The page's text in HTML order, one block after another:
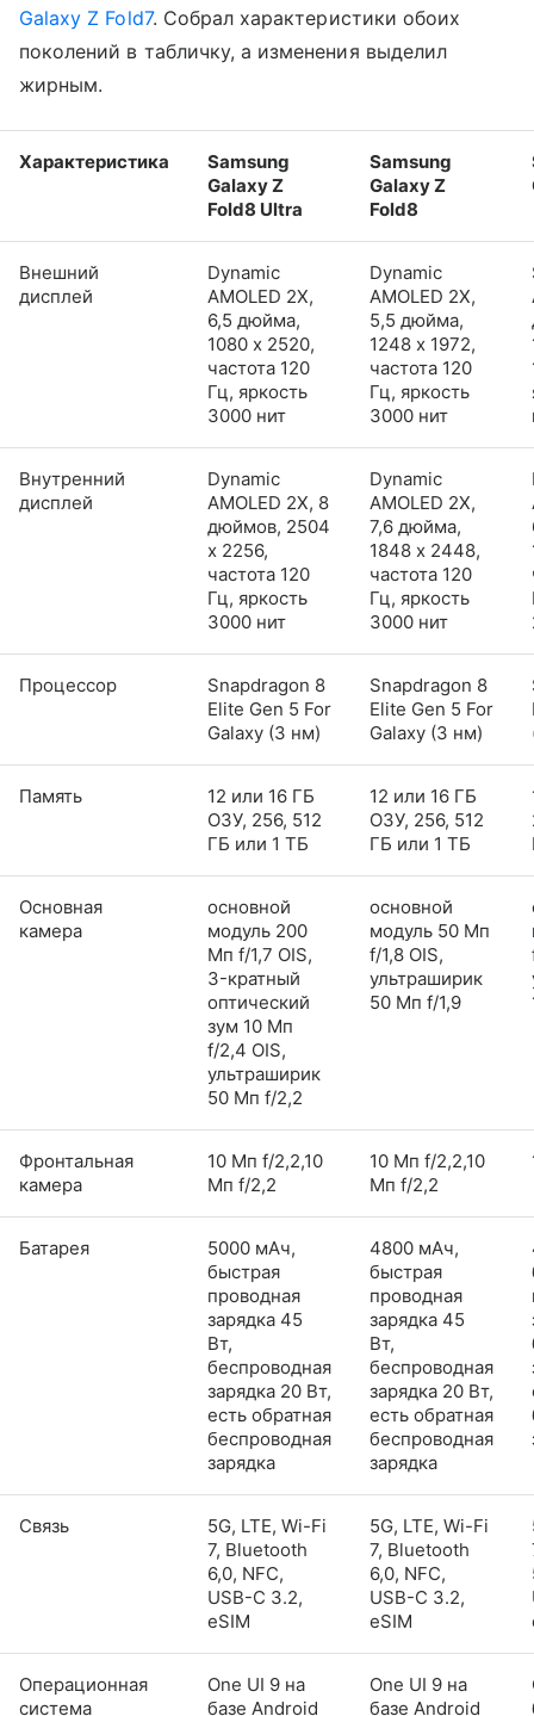
Galaxy Z Fold7. Собрал характеристики обоих
поколений в табличку, а изменения выделил
жирным.
Характеристика
Samsung
Galaxy Z
Fold8 Ultra
Samsung
Galaxy Z
Fold8
Внешний
дисплей
Dynamic
AMOLED 2X,
6,5 дюйма,
1080 x 2520,
частота 120
Гц, яркость
3000 нит
Dynamic
AMOLED 2X,
5,5 дюйма,
1248 x 1972,
частота 120
Гц, яркость
3000 нит
Внутренний
дисплей
Dynamic
AMOLED 2X, 8
дюймов, 2504
x 2256,
частота 120
Гц, яркость
3000 нит
Dynamic
AMOLED 2X,
7,6 дюйма,
1848 x 2448,
частота 120
Гц, яркость
3000 нит
Процессор
Snapdragon 8
Elite Gen 5 For
Galaxy (3 нм)
Snapdragon 8
Elite Gen 5 For
Galaxy (3 нм)
Память
12 или 16 ГБ
ОЗУ, 256, 512
ГБ или 1 ТБ
12 или 16 ГБ
ОЗУ, 256, 512
ГБ или 1 ТБ
Основная
камера
основной
модуль 200
Мп f/1,7 OIS,
3-кратный
оптический
зум 10 Мп
f/2,4 OIS,
ультраширик
50 Мп f/2,2
основной
модуль 50 Мп
f/1,8 OIS,
ультраширик
50 Мп f/1,9
Фронтальная
камера
10 Мп f/2,2,10
Мп f/2,2
10 Мп f/2,2,10
Мп f/2,2
Батарея
5000 мАч,
быстрая
проводная
зарядка 45
Вт,
беспроводная
зарядка 20 Вт,
есть обратная
беспроводная
зарядка
4800 мАч,
быстрая
проводная
зарядка 45
Вт,
беспроводная
зарядка 20 Вт,
есть обратная
беспроводная
зарядка
Связь
5G, LTE, Wi-Fi
7, Bluetooth
6,0, NFC,
USB-C 3.2,
eSIM
5G, LTE, Wi-Fi
7, Bluetooth
6,0, NFC,
USB-C 3.2,
eSIM
Операционная
система
One UI 9 на
базе Android
One UI 9 на
базе Android